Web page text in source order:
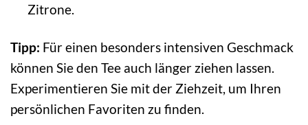
Zitrone.
Tipp: Für einen besonders intensiven Geschmack
können Sie den Tee auch länger ziehen lassen.
Experimentieren Sie mit der Ziehzeit, um Ihren
persönlichen Favoriten zu finden.